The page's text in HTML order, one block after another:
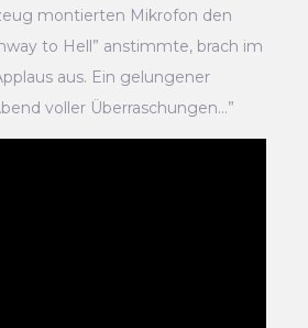
montierten Mikrofon den
to Hell” anstimmte, brach im
aus. Ein gelungener
voller Überraschungen…”